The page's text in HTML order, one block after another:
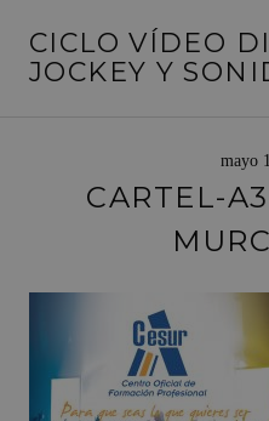
contenido
CICLO VÍDEO
JOCKEY Y
mayo
CARTEL-